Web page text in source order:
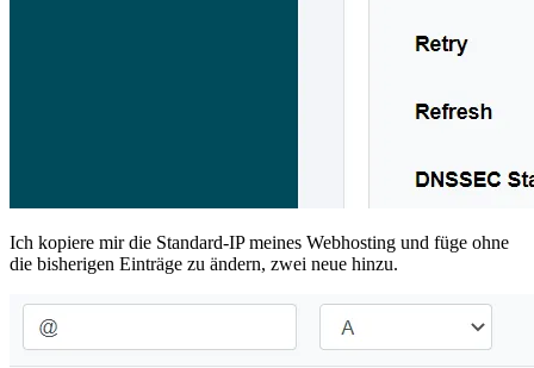
Ich kopiere mir die Standard-IP meines Webhosting und füge ohne
die bisherigen Einträge zu ändern, zwei neue hinzu.